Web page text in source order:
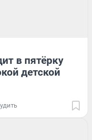
в пятёрку
детской